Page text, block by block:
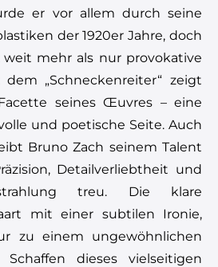
er vor allem durch seine
der 1920er Jahre, doch
mehr als nur provokative
„Schneckenreiter“ zeigt
seines Œuvres – eine
und poetische Seite. Auch
Bruno Zach seinem Talent
Detailverliebtheit und
treu. Die klare
mit einer subtilen Ironie,
zu einem ungewöhnlichen
dieses vielseitigen